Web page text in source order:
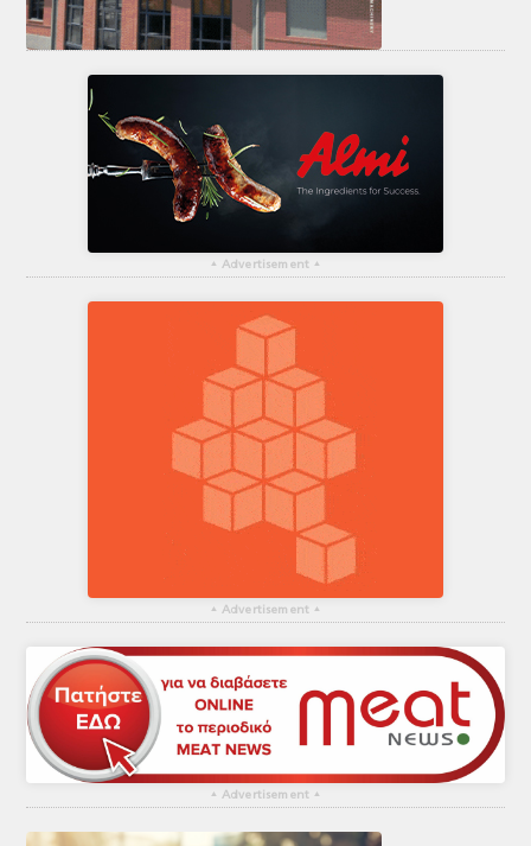
▴ Advertisement ▴
▴ Advertisement ▴
▴ Advertisement ▴